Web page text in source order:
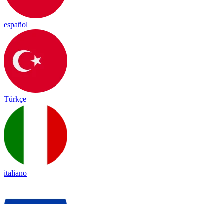
español
Türkçe
italiano